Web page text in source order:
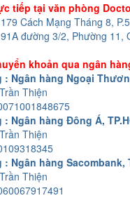
tiếp tại văn phòng
Cách Mạng Tháng 8,
đường 3/2, Phường 11,
khoản qua ngân
: Ngân hàng Ngoại
Thiện
Ngân hàng Đông Á,
Thiện
Ngân hàng Sacombank,
Thiện